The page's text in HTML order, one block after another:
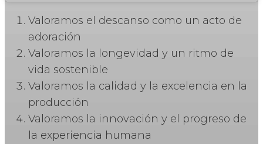
Valoramos el descanso como un acto de
adoración
Valoramos la longevidad y un ritmo de
vida sostenible
Valoramos la calidad y la excelencia en la
producción
Valoramos la innovación y el progreso de
la experiencia humana